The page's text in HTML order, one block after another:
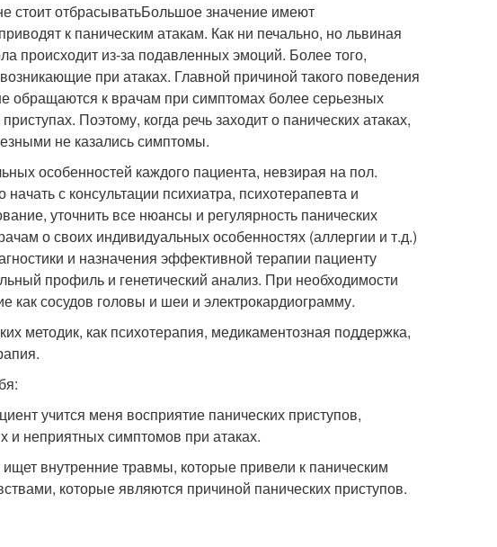
стоит отбрасыватьБольшое значение имеют
к паническим атакам. Как ни печально, но львиная
происходит из-за подавленных эмоций. Более того,
при атаках. Главной причиной такого поведения
обращаются к врачам при симптомах более серьезных
Поэтому, когда речь заходит о панических атаках,
не казались симптомы.
особенностей каждого пациента, невзирая на пол.
с консультации психиатра, психотерапевта и
уточнить все нюансы и регулярность панических
о своих индивидуальных особенностях (аллергии и т.д.)
и назначения эффективной терапии пациенту
профиль и генетический анализ. При необходимости
как сосудов головы и шеи и электрокардиограмму.
методик, как психотерапия, медикаментозная поддержка,
учится меня восприятие панических приступов,
и неприятных симптомов при атаках.
внутренние травмы, которые привели к паническим
которые являются причиной панических приступов.